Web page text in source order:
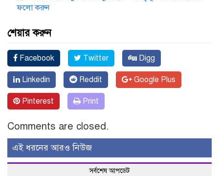
ফলো করুন
শেয়ার করুন
Facebook Twitter Digg
Linkedin Reddit Google Plus
Pinterest Print
Comments are closed.
এই ধরনের আরও নিউজ
সর্বশেষ আপডেট